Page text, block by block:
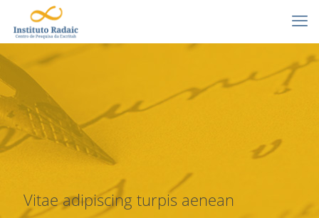
Vitae adipiscing turpis aenean